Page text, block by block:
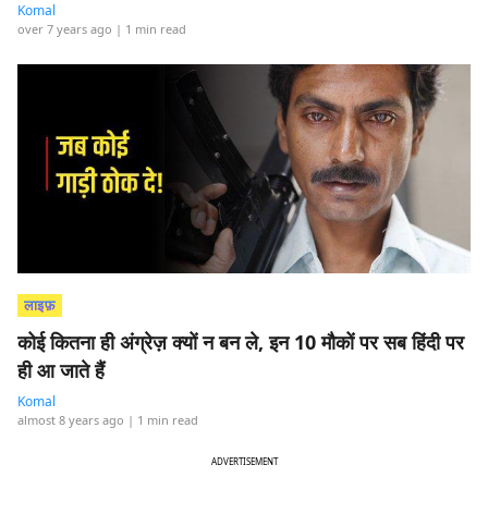
Komal
over 7 years ago | 1 min read
लाइफ़
कोई कितना ही अंग्रेज़ क्यों न बन ले, इन 10 मौकों पर सब हिंदी पर
ही आ जाते हैं
Komal
almost 8 years ago | 1 min read
ADVERTISEMENT